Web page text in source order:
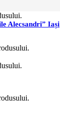
Alecsandri” Iași